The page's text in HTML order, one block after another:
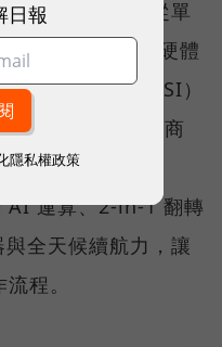
PC 的期待，已從單
何將 AI 算力、硬體
。微星科技（MSI）
AI+，正是專為商
。它結合了微軟
AI 運算、2-in-1 翻轉
全天候續航力，讓
程。
日報
隱私權政策